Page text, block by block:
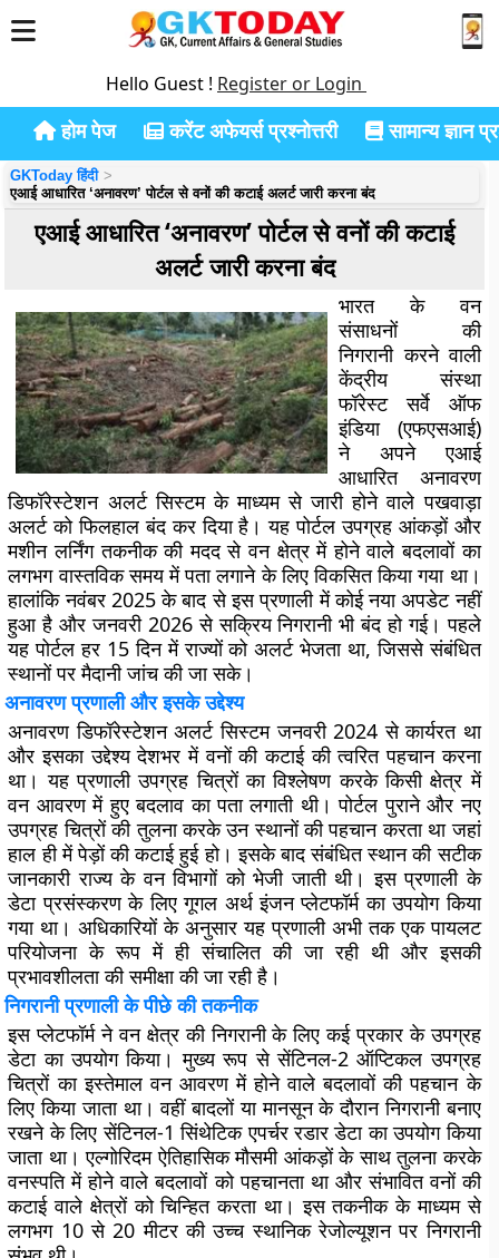
Hello Guest ! Register or Login
होम पेज करेंट अफेयर्स प्रश्नोत्तरी सामान्य ज्ञान
GKToday हिंदी
एआई आधारित ‘अनावरण’ पोर्टल से वनों की कटाई अलर्ट जारी करना बंद
एआई आधारित ‘अनावरण’ पोर्टल से वनों की कटाई
अलर्ट जारी करना बंद
भारत के वन
संसाधनों की
निगरानी करने वाली
केंद्रीय संस्था
फॉरेस्ट सर्वे ऑफ
इंडिया (एफएसआई)
ने अपने एआई
आधारित अनावरण
डिफॉरेस्टेशन अलर्ट सिस्टमके माध्यम से जारी होने वाले पखवाड़ा
अलर्ट को फिलहाल बंद कर दिया है। यह पोर्टल उपग्रह आंकड़ों और
मशीन लर्निंग तकनीक की मदद से वन क्षेत्र में होने वाले बदलावों का
लगभग वास्तविक समय में पता लगाने के लिए विकसित किया गया था।
हालांकि नवंबर 2025 के बाद से इस प्रणाली में कोई नया अपडेट नहीं
हुआ है और जनवरी 2026 से सक्रिय निगरानी भी बंद हो गई। पहले
यह पोर्टल हर 15 दिन में राज्यों को अलर्ट भेजता था, जिससे संबंधित
स्थानों पर मैदानी जांच की जा सके।
अनावरण प्रणाली और इसके उद्देश्य
अनावरण डिफॉरेस्टेशन अलर्ट सिस्टम जनवरी 2024 से कार्यरत था
और इसका उद्देश्य देशभर में वनों की कटाई की त्वरित पहचान करना
था। यह प्रणाली उपग्रह चित्रों का विश्लेषण करके किसी क्षेत्र में
वन आवरण में हुए बदलाव का पता लगाती थी। पोर्टल पुराने और नए
उपग्रह चित्रों की तुलना करके उन स्थानों की पहचान करता था जहां
हाल ही में पेड़ों की कटाई हुई हो। इसके बाद संबंधित स्थान की सटीक
जानकारी राज्य के वन विभागों को भेजी जाती थी। इस प्रणाली के
डेटा प्रसंस्करण के लिए गूगल अर्थ इंजन प्लेटफॉर्म का उपयोग किया
गया था। अधिकारियों के अनुसार यह प्रणाली अभी तक एक पायलट
परियोजना के रूप में ही संचालित की जा रही थी और इसकी
प्रभावशीलता की समीक्षा की जा रही है।
निगरानी प्रणाली के पीछे की तकनीक
इस प्लेटफॉर्म ने वन क्षेत्र की निगरानी के लिए कई प्रकार के उपग्रह
डेटा का उपयोग किया। मुख्य रूप से सेंटिनल-2 ऑप्टिकल उपग्रह
चित्रों का इस्तेमाल वन आवरण में होने वाले बदलावों की पहचान के
लिए किया जाता था। वहीं बादलों या मानसून के दौरान निगरानी बनाए
रखने के लिए सेंटिनल-1 सिंथेटिक एपर्चर रडार डेटा का उपयोग किया
जाता था। एल्गोरिदम ऐतिहासिक मौसमी आंकड़ों के साथ तुलना करके
वनस्पति में होने वाले बदलावों को पहचानता था और संभावित वनों की
कटाई वाले क्षेत्रों को चिन्हित करता था। इस तकनीक के माध्यम से
लगभग 10 से 20 मीटर की उच्च स्थानिक रेजोल्यूशन पर निगरानी